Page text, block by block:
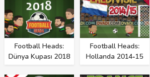
Football Heads:
Dünya Kupası 2018
Football Heads:
Hollanda 2014‑15